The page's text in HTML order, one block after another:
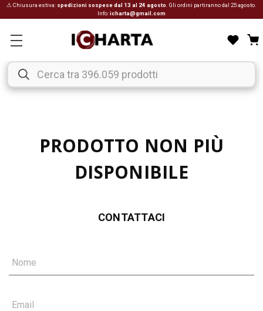
⚠ Chiusura estiva: spedizioni sospese dal 13 al 24 agosto . Gli ordini partiranno dal 25 agosto.
Info:icharta@gmail.com
PRODOTTO NON PIÙ
DISPONIBILE
CONTATTACI
Nome
Email